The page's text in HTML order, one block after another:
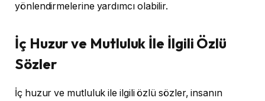
yönlendirmelerine yardımcı olabilir.
İç Huzur ve Mutluluk İle İlgili Özlü
Sözler
İç huzur ve mutluluk ile ilgili özlü sözler, insanın